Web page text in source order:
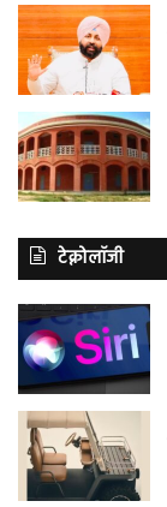
टेक्नोलॉजी